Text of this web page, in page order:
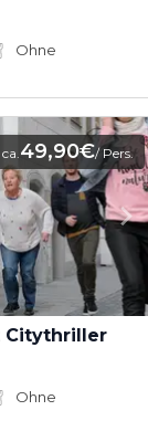
Ohne
ca.49,90€/ Pers.
Citythriller
Ohne